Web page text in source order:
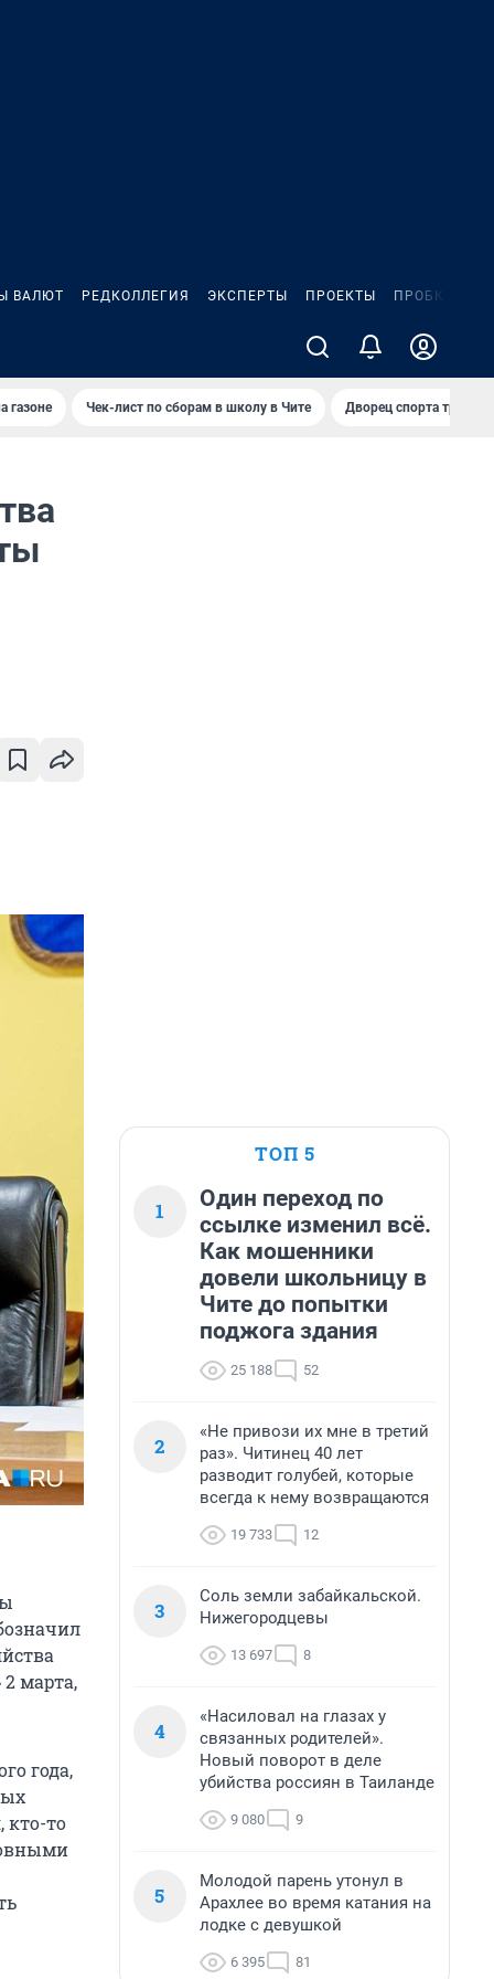
ВАЛЮТ РЕДКОЛЛЕГИЯ ЭКСПЕРТЫ ПРОЕКТЫ ПРОБКИ
газоне Чек-лист по сборам в школу в Чите Дворец спорта
марта,
года,
кто-то
ТОП 5
1
Один переход по
ссылке изменил всё.
Как мошенники
довели школьницу в
Чите до попытки
поджога здания
25 188 52
2
«Не привози их мне в третий
раз». Читинец 40 лет
разводит голубей, которые
всегда к нему возвращаются
19 733 12
3
Соль земли забайкальской.
Нижегородцевы
13 697 8
4
«Насиловал на глазах у
связанных родителей».
Новый поворот в деле
убийства россиян в Таиланде
9 080 9
5
Молодой парень утонул в
Арахлее во время катания на
лодке с девушкой
6 395 81